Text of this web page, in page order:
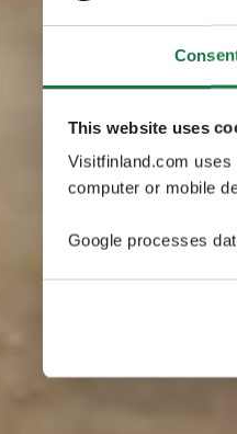
This website uses
Visitfinland.com
computer or mobile
Google processes